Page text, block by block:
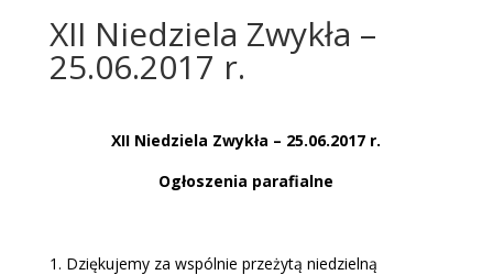
XII Niedziela Zwykła –
25.06.2017 r.
XII Niedziela Zwykła – 25.06.2017 r.
Ogłoszenia parafialne
Dziękujemy za wspólnie przeżytą niedzielną